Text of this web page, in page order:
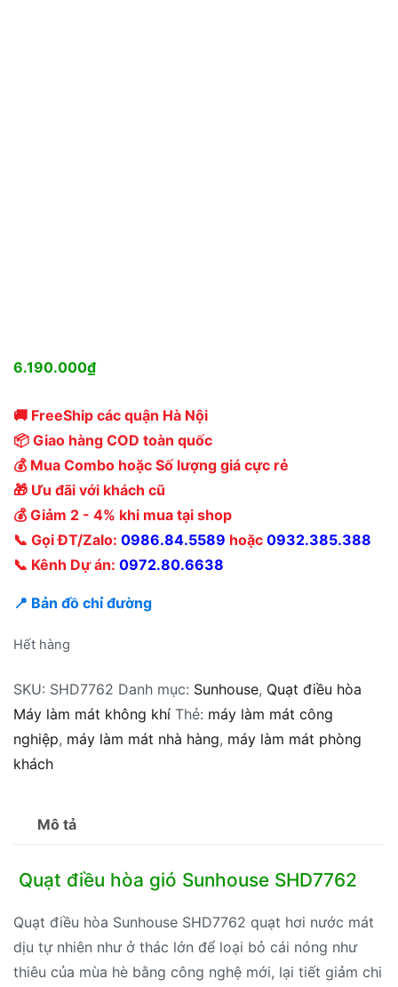
6.190.000₫
🚚 FreeShip các quận Hà Nội
📦 Giao hàng COD toàn quốc
💰 Mua Combo hoặc Số lượng giá cực rẻ
🎁 Ưu đãi với khách cũ
💰 Giảm 2 - 4% khi mua tại shop
📞 Gọi ĐT/Zalo: 0986.84.5589 hoặc 0932.385.388
📞 Kênh Dự án: 0972.80.6638
📍 Bản đồ chỉ đường
Hết hàng
SKU: SHD7762 Danh mục: Sunhouse, Quạt điều hòa
Máy làm mát không khí Thẻ: máy làm mát công
nghiệp, máy làm mát nhà hàng, máy làm mát phòng
khách
Mô tả
Quạt điều hòa gió Sunhouse SHD7762
Quạt điều hòa Sunhouse SHD7762 quạt hơi nước mát
dịu tự nhiên như ở thác lớn để loại bỏ cái nóng như
thiêu của mùa hè bằng công nghệ mới, lại tiết giảm chi